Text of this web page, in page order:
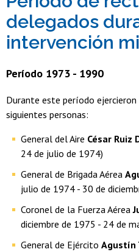
delegados
intervención
Período 1973 - 1990
Durante este período
siguientes personas:
General del Aire César Ruiz
24 de julio de 1974)
General de Brigada Aérea
julio de 1974 - 30 de
Coronel de la Fuerza Aérea
diciembre de 1975 - 24 de
General de Ejército Agustín